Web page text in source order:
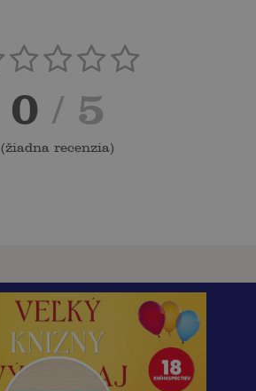
0 / 5
(žiadna recenzia)